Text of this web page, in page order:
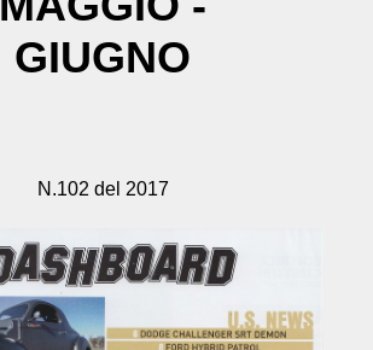
GIUGNO
N.102 del 2017